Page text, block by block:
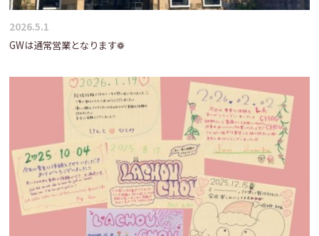
2026.5.1
GWは通常営業となります❁